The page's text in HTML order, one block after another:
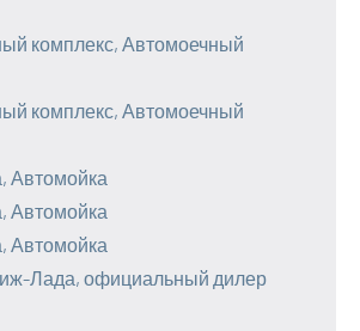
комплекс, Автомоечный
комплекс, Автомоечный
Автомойка
Автомойка
Автомойка
Лада, официальный дилер